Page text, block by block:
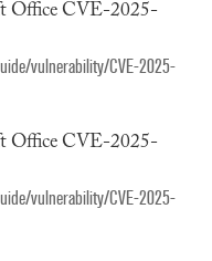
Office CVE-2025-
vulnerability/CVE-2025-
Office CVE-2025-
vulnerability/CVE-2025-